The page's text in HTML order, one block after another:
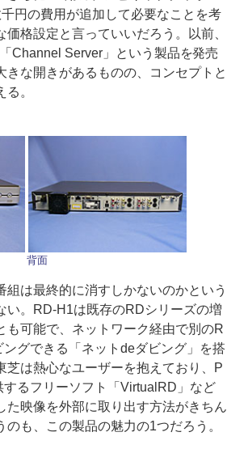
円の費用が追加して必要なことを考
価格設定と言っていいだろう。以前、
Channel Server」という製品を発売
きな開きがあるものの、コンセプトと
。
背面
は最終的に消すしかないのかという
い。RD-H1は既存のRDシリーズの増
も可能で、ネットワーク経由で別のR
グできる「ネットdeダビング」を搭
芝は熱心なユーザーを抱えており、P
るフリーソフト「VirtualRD」など
た映像を外部に取り出す方法がきちん
のも、この製品の魅力の1つだろう。